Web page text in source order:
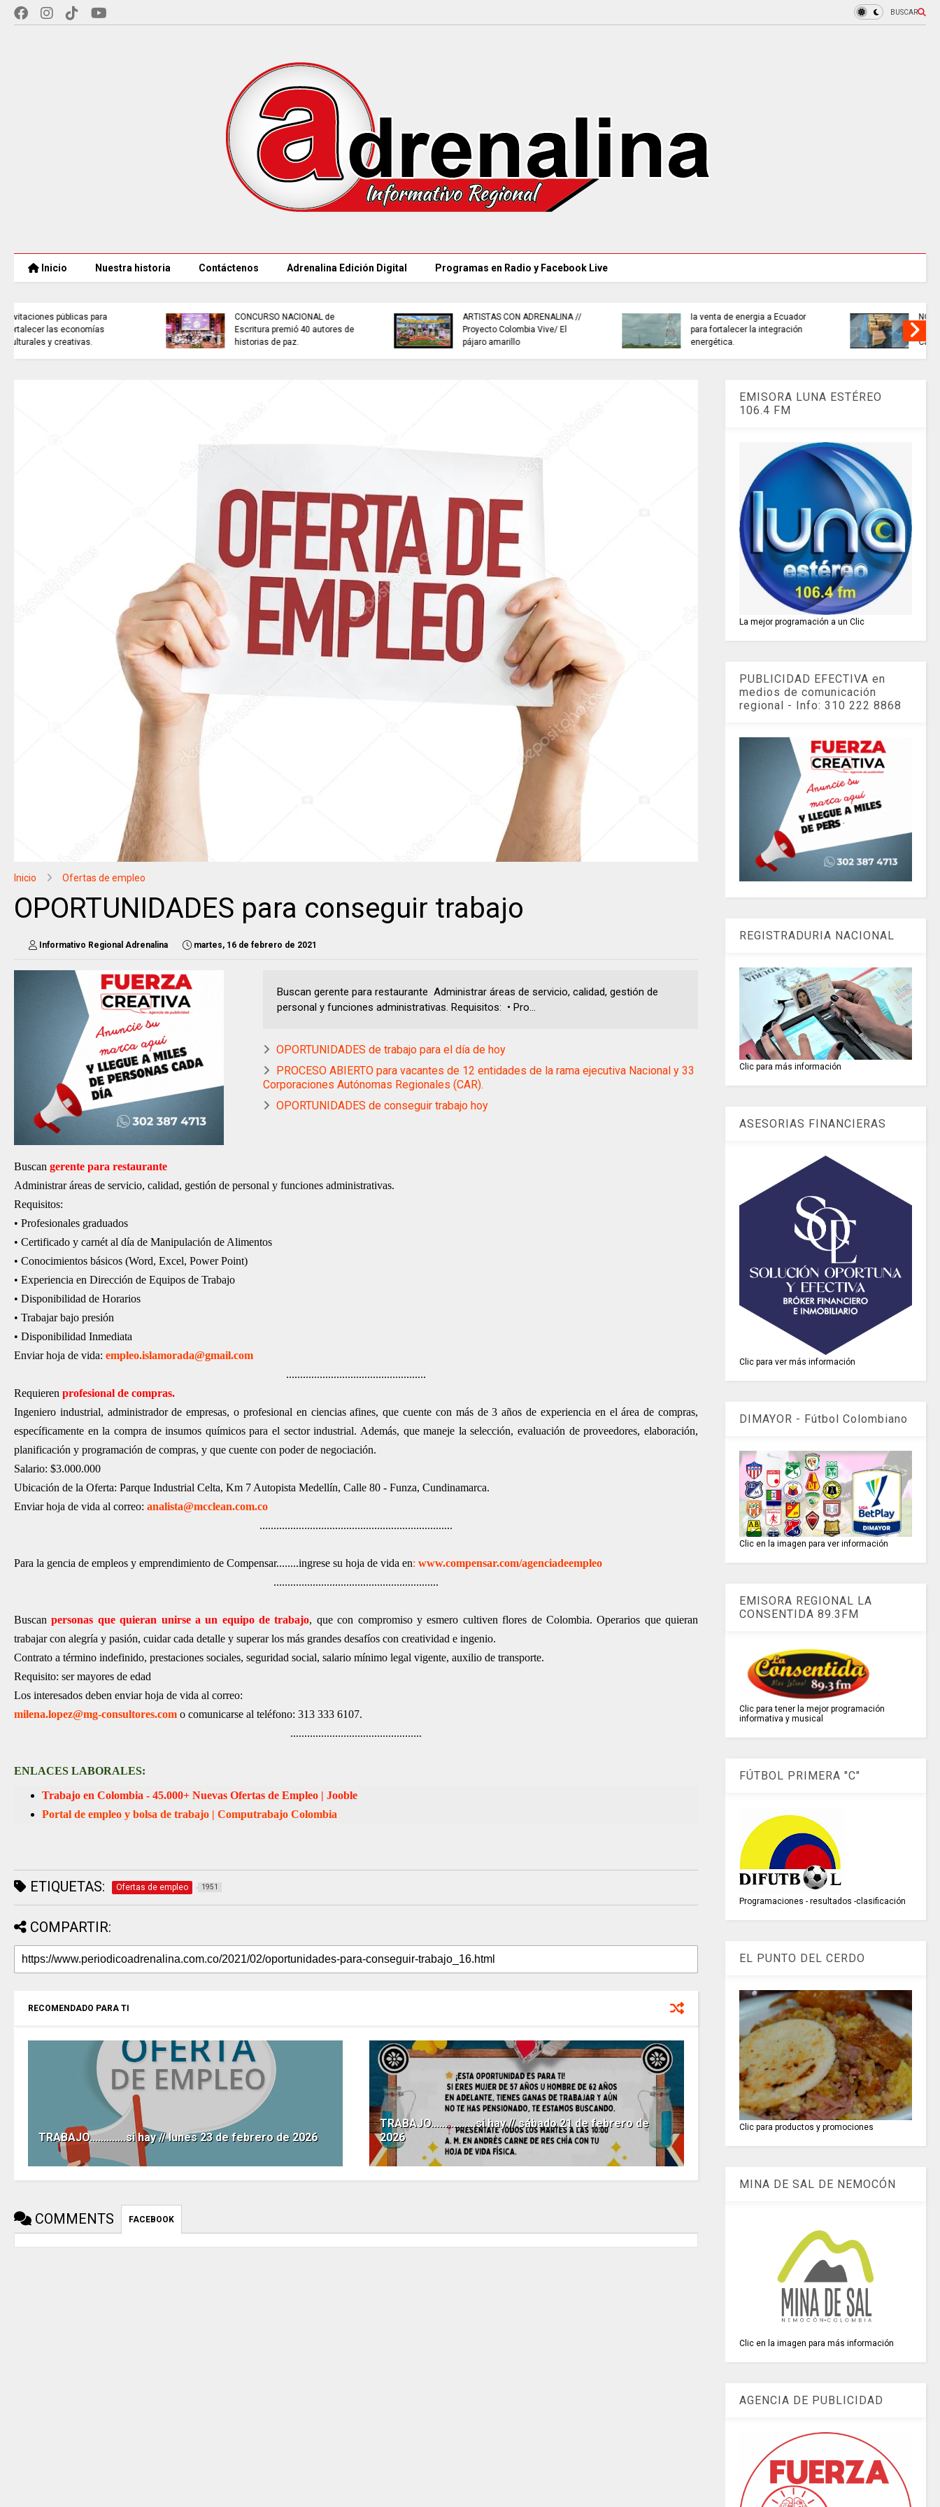
BUSCAR
Inicio Nuestra historia Contáctenos Adrenalina Edición Digital Programas en Radio y Facebook Live
NOTICIAS de Cundinamarca con
Juan Helmuth Larrahondo
INFORMACIÓN internacional
buscan mejorar la calidad del
agua que consumen miles de
familias en Cundinamarca.
TRABAJO....................si hay //
jueves 6 de agosto de 2026
Inicio Ofertas de empleo
OPORTUNIDADES para conseguir trabajo
Informativo Regional Adrenalina martes, 16 de febrero de 2021
Buscan gerente para restaurante Administrar áreas de servicio, calidad, gestión de
personal y funciones administrativas. Requisitos: • Pro...
OPORTUNIDADES de trabajo para el día de hoy
PROCESO ABIERTO para vacantes de 12 entidades de la rama ejecutiva Nacional y 33
Corporaciones Autónomas Regionales (CAR).
OPORTUNIDADES de conseguir trabajo hoy
Buscan gerente para restaurante
Administrar áreas de servicio, calidad, gestión de personal y funciones administrativas.
Requisitos:
• Profesionales graduados
• Certificado y carnét al día de Manipulación de Alimentos
• Conocimientos básicos (Word, Excel, Power Point)
• Experiencia en Dirección de Equipos de Trabajo
• Disponibilidad de Horarios
• Trabajar bajo presión
• Disponibilidad Inmediata
Enviar hoja de vida: empleo.islamorada@gmail.com
..................................................
Requieren profesional de compras.
Ingeniero industrial, administrador de empresas, o profesional en ciencias afines, que cuente con más de 3 años de experiencia en el área de compras,
específicamente en la compra de insumos químicos para el sector industrial. Además, que maneje la selección, evaluación de proveedores, elaboración,
planificación y programación de compras, y que cuente con poder de negociación.
Salario: $3.000.000
Ubicación de la Oferta: Parque Industrial Celta, Km 7 Autopista Medellín, Calle 80 - Funza, Cundinamarca.
Enviar hoja de vida al correo: analista@mcclean.com.co
.....................................................................
Para la gencia de empleos y emprendimiento de Compensar........ingrese su hoja de vida en: www.compensar.com/agenciadeempleo
...........................................................
Buscanpersonas que quieran unirse a un equipo de trabajo, que con compromiso y esmero cultiven flores de Colombia. Operarios que quieran
trabajar con alegría y pasión, cuidar cada detalle y superar los más grandes desafíos con creatividad e ingenio.
Contrato a término indefinido, prestaciones sociales, seguridad social, salario mínimo legal vigente, auxilio de transporte.
Requisito: ser mayores de edad
Los interesados deben enviar hoja de vida al correo:
milena.lopez@mg-consultores.com o comunicarse al teléfono: 313 333 6107.
...............................................
ENLACES LABORALES:
Trabajo en Colombia - 45.000+ Nuevas Ofertas de Empleo | Jooble
Portal de empleo y bolsa de trabajo | Computrabajo Colombia
ETIQUETAS: Ofertas de empleo 1951
COMPARTIR:
RECOMENDADO PARA TI
TRABAJO.............si hay // lunes 23 de febrero de 2026
TRABAJO................si hay // sábado 21 de febrero de
2026
COMMENTS FACEBOOK
EMISORA LUNA ESTÉREO
106.4 FM
La mejor programación a un Clic
PUBLICIDAD EFECTIVA en
medios de comunicación
regional - Info: 310 222 8868
REGISTRADURIA NACIONAL
Clic para más información
ASESORIAS FINANCIERAS
Clic para ver más información
DIMAYOR - Fútbol Colombiano
Clic en la imagen para ver información
EMISORA REGIONAL LA
CONSENTIDA 89.3FM
Clic para tener la mejor programación
informativa y musical
FÚTBOL PRIMERA "C"
Programaciones - resultados -clasificación
EL PUNTO DEL CERDO
Clic para productos y promociones
MINA DE SAL DE NEMOCÓN
Clic en la imagen para más información
AGENCIA DE PUBLICIDAD